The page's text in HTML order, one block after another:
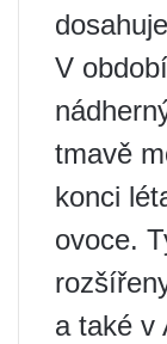
V
tmavě
konci
ovoce.
a také v